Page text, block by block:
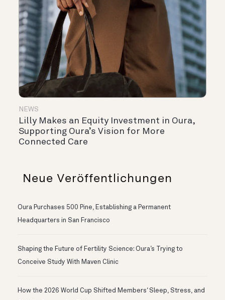
NEWS
Lilly Makes an Equity Investment in Oura,
Supporting Oura’s Vision for More
Connected Care
Neue Veröffentlichungen
Oura Purchases 500 Pine, Establishing a Permanent
Headquarters in San Francisco
Shaping the Future of Fertility Science: Oura’s Trying to
Conceive Study With Maven Clinic
How the 2026 World Cup Shifted Members‘ Sleep, Stress, and